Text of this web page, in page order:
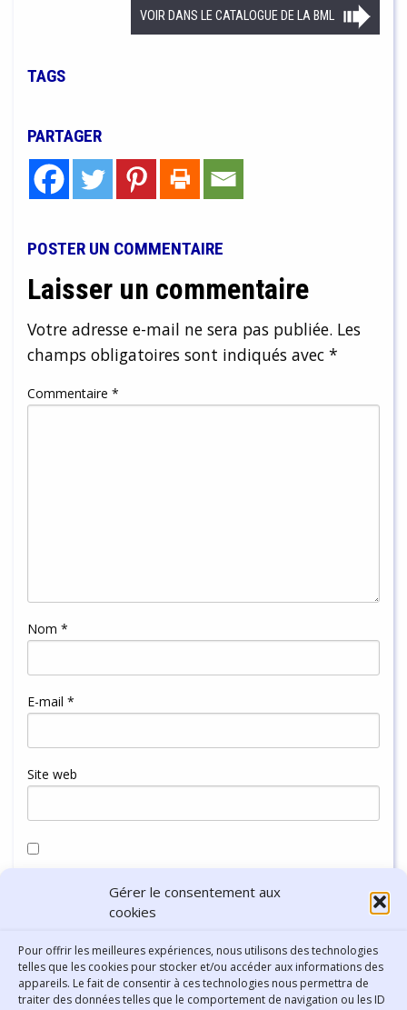
Gérer le consentement aux
cookies
Pour offrir les meilleures expériences, nous utilisons des technologies
telles que les cookies pour stocker et/ou accéder aux informations des
appareils. Le fait de consentir à ces technologies nous permettra de
traiter des données telles que le comportement de navigation ou les ID
VOIR DANS LE CATALOGUE DE LA BML
TAGS
PARTAGER
POSTER UN COMMENTAIRE
Laisser un commentaire
Votre adresse e-mail ne sera pas publiée. Les
champs obligatoires sont indiqués avec *
Commentaire *
Nom *
E-mail *
Site web
navigateur pour mon prochain commentaire.